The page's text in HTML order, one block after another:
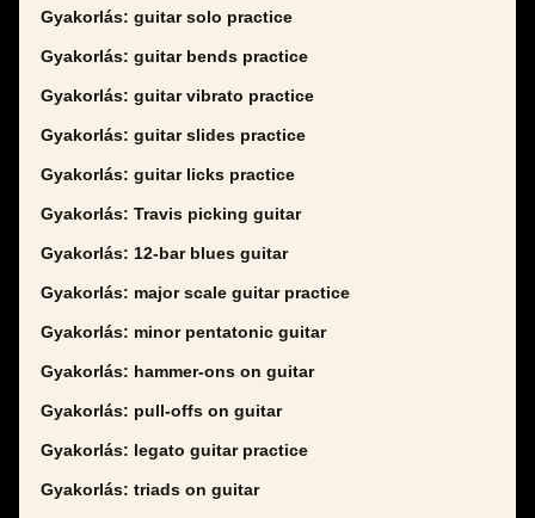
Gyakorlás: guitar solo practice
Gyakorlás: guitar bends practice
Gyakorlás: guitar vibrato practice
Gyakorlás: guitar slides practice
Gyakorlás: guitar licks practice
Gyakorlás: Travis picking guitar
Gyakorlás: 12-bar blues guitar
Gyakorlás: major scale guitar practice
Gyakorlás: minor pentatonic guitar
Gyakorlás: hammer-ons on guitar
Gyakorlás: pull-offs on guitar
Gyakorlás: legato guitar practice
Gyakorlás: triads on guitar